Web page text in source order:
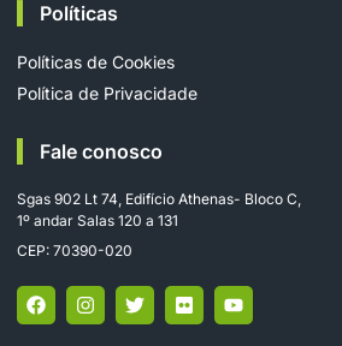
Políticas
Políticas de Cookies
Política de Privacidade
Fale conosco
Sgas 902 Lt 74, Edifício Athenas- Bloco C,
1º andar Salas 120 a 131
CEP: 70390-020